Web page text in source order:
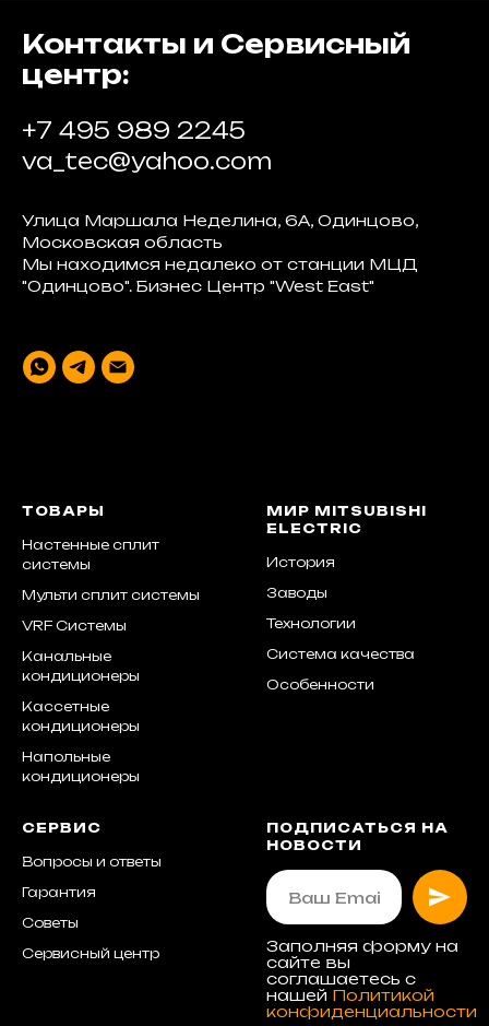
Контакты и Сервисный
центр:
+7 495 989 2245
va_tec@yahoo.com
Улица Маршала Неделина, 6А, Одинцово,
Московская область
Мы находимся недалеко от станции МЦД
"Одинцово". Бизнес Центр "West East"
ТОВАРЫ
Настенные сплит
системы
Мульти сплит системы
VRF Системы
Канальные
кондиционеры
Кассетные
кондиционеры
Напольные
кондиционеры
МИР MITSUBISHI
ELECTRIC
История
Заводы
Технологии
Система качества
Особенности
СЕРВИС
Вопросы и ответы
Гарантия
Советы
Сервисный центр
ПОДПИСАТЬСЯ НА
НОВОСТИ
Заполняя форму на
сайте вы
соглашаетесь с
нашей Политикой
конфиденциальности